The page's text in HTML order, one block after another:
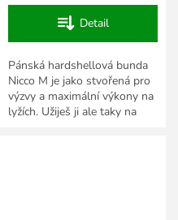
Detail
Pánská hardshellová bunda
Nicco M je jako stvořená pro
výzvy a maximální výkony na
lyžích. Užiješ ji ale taky na